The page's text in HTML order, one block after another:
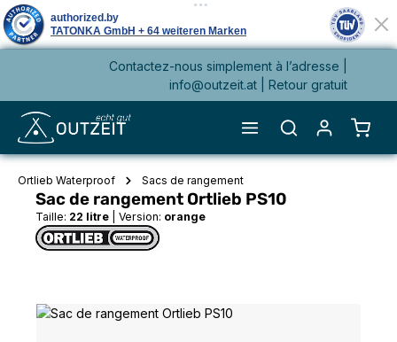
Contactez-nous simplement à l’adresse |
info@outzeit.at
| Retour gratuit
Le
Ortlieb Waterproof Sacs de rangement
Sac de rangement Ortlieb PS10
Taille: 22 litre Version: orange
Ignorer la galerie d'images